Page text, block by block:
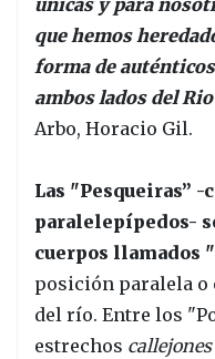
únicas y para
que hemos
forma de
ambos lados del
Arbo, Horacio Gil.
Las "Pesqueiras” -
paralelepípedos-
cuerpos llamados
posición paralela o
del río. Entre los
estrechos callejones